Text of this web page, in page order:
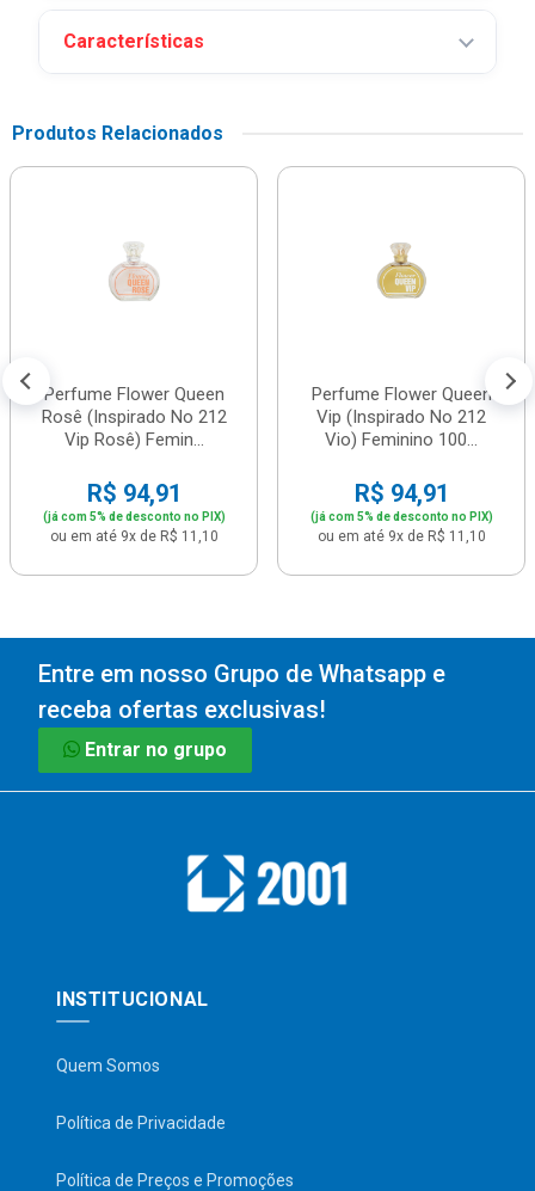
Características
Produtos Relacionados
Perfume Flower Queen
Rosê (Inspirado No 212
Vip Rosê) Femin...
R$ 94,91
(já com 5% de desconto no PIX)
ou em até 9x de R$ 11,10
Perfume Flower Queen
Vip (Inspirado No 212
Vio) Feminino 100...
R$ 94,91
(já com 5% de desconto no PIX)
ou em até 9x de R$ 11,10
Entre em nosso Grupo de Whatsapp e
receba ofertas exclusivas!
Entrar no grupo
INSTITUCIONAL
Quem Somos
Política de Privacidade
Política de Preços e Promoções